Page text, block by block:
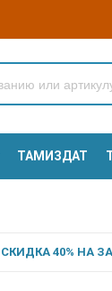
ТАМИЗДАТ
40% НА